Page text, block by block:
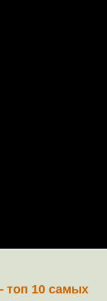
топ 10 самых